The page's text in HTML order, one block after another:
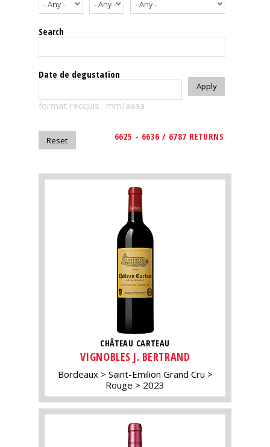
Tasting
reviews
The
magazine
Magazine
Search
Date de degustation
format recquis : mm/aaaa
6625 - 6636 / 6787 RETURNS
CHÂTEAU CARTEAU
VIGNOBLES J. BERTRAND
Bordeaux
Saint-Emilion Grand Cru
Rouge
2023